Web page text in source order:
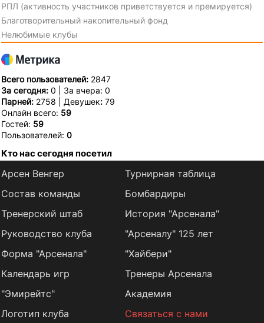
РПЛ (активность участников приветствуется и премируется)
Благотворительный накопительный фонд
Нелюбимые клубы
Всего пользователей: 2847
За сегодня: 0 | За вчера: 0
Парней: 2758 | Девушек: 79
Онлайн всего: 59
Гостей: 59
Пользователей: 0
Кто нас сегодня посетил
Арсен Венгер
Состав команды
Тренерский штаб
Руководство клуба
Форма "Арсенала"
Календарь игр
Турнирная таблица
Бомбардиры
История "Арсенала"
"Арсеналу" 125 лет
"Хайбери"
Тренеры Арсенала
"Эмирейтс"
Логотип клуба
Академия
Связаться с нами